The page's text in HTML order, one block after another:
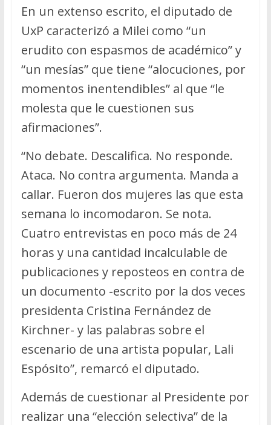
En un extenso escrito, el diputado de
UxP caracterizó a Milei como “un
erudito con espasmos de académico” y
“un mesías” que tiene “alocuciones, por
momentos inentendibles” al que “le
molesta que le cuestionen sus
afirmaciones”.
“No debate. Descalifica. No responde.
Ataca. No contra argumenta. Manda a
callar. Fueron dos mujeres las que esta
semana lo incomodaron. Se nota.
Cuatro entrevistas en poco más de 24
horas y una cantidad incalculable de
publicaciones y reposteos en contra de
un documento -escrito por la dos veces
presidenta Cristina Fernández de
Kirchner- y las palabras sobre el
escenario de una artista popular, Lali
Espósito”, remarcó el diputado.
Además de cuestionar al Presidente por
realizar una “elección selectiva” de la